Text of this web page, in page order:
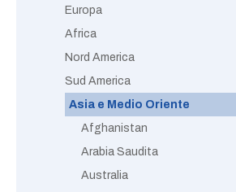
Europa
Africa
Nord America
Sud America
Asia e Medio Oriente
Afghanistan
Arabia Saudita
Australia